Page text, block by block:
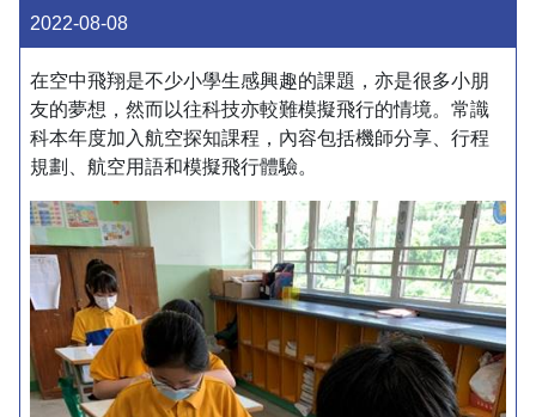
2022-08-08
在空中飛翔是不少小學生感興趣的課題，亦是很多小朋
友的夢想，然而以往科技亦較難模擬飛行的情境。常識
科本年度加入航空探知課程，內容包括機師分享、行程
規劃、航空用語和模擬飛行體驗。